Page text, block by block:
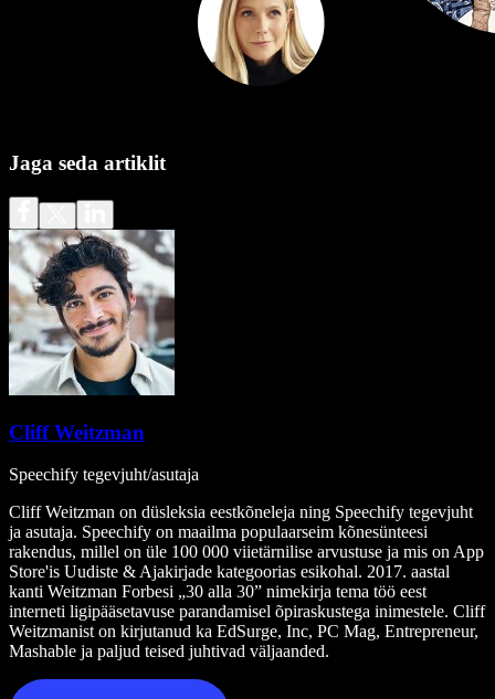
Jaga seda artiklit
Cliff Weitzman
Speechify tegevjuht/asutaja
Cliff Weitzman on düsleksia eestkõneleja ning Speechify tegevjuht
ja asutaja. Speechify on maailma populaarseim kõnesünteesi
rakendus, millel on üle 100 000 viietärnilise arvustuse ja mis on App
Store'is Uudiste & Ajakirjade kategoorias esikohal. 2017. aastal
kanti Weitzman Forbesi „30 alla 30” nimekirja tema töö eest
interneti ligipääsetavuse parandamisel õpiraskustega inimestele. Cliff
Weitzmanist on kirjutanud ka EdSurge, Inc, PC Mag, Entrepreneur,
Mashable ja paljud teised juhtivad väljaanded.